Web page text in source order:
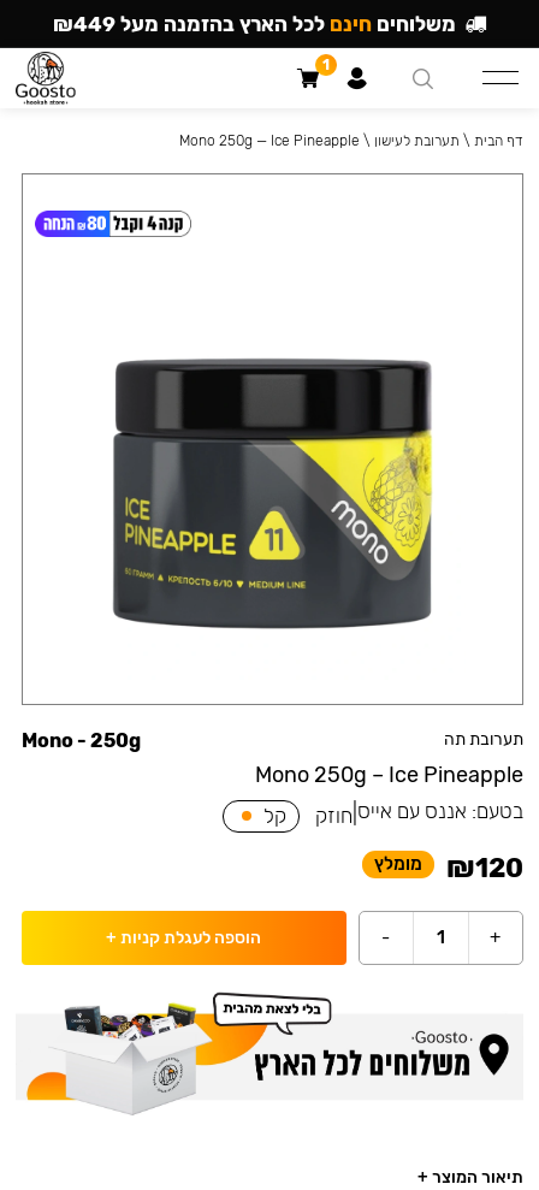
תערובת תה
Mono 250g – Ice Pineapple
Mono - 250g
בטעם: אננס עם אייס חוזק קל
₪120 מומלץ
+
1
- הוספה לעגלת קניות +
דף הבית \ תערובת לעישון \
Mono 250g — Ice Pineapple
תיאור המוצר +
משלוחים חינם לכל הארץ בהזמנה מעל ₪449
1